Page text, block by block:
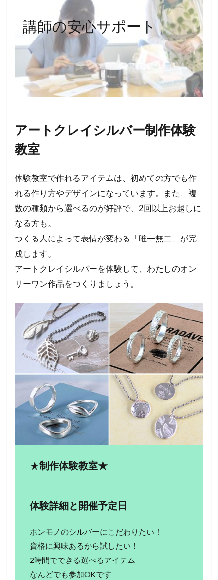
講師の安心サポート
アートクレイシルバー制作体験
教室
体験教室で作れるアイテムは、初めての方でも作
れる作り方やデザインになっています。また、複
数の種類から選べるのが好評で、2回以上お越しに
なる方も。
つくる人によって表情が変わる「唯一無二」が完
成します。
アートクレイシルバーを体験して、わたしのオン
リーワン作品をつくりましょう。
★制作体験教室★
体験詳細と開催予定日
ホンモノのシルバーにこだわりたい！
資格に興味あるから試したい！
2時間でできる選べるアイテム
なんどでも参加OKです